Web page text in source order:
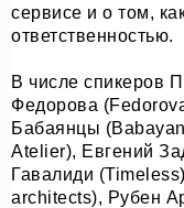
сервисе и о том,
ответственностью.
В числе спикеров
Федорова
Бабаянцы
Atelier), Евгений
Гавалиди
architects), Рубен
ИП КАЗАДАЕВ ИВАН СЕРГЕЕВИЧ ИНН
ПОЛИТИКА КОНФИДЕНЦИАЛЬНОСТИ
META PLATFORMS INC. ПРИЗНАНА
ЭКСТРЕМИСТСКОЙ ОРГАНИЗАЦИЕЙ
ТЕРРИТОРИИ РФ
ОФЕРТА